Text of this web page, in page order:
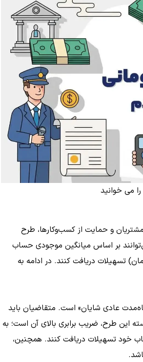
و حمایت از کسب‌وکارها، طرح
بر اساس میانگین موجودی حساب
تا سقف ۲۰ میلیارد ریال (۲ میلیارد تومان) تسهیلات دریافت کنند. در ادامه به
عادی شایان» است. متقاضیان باید
این طرح، ضریب برابری بالای آن است؛ به
درصد (۴.۵ برابر) میانگین حساب خود تسهیلات دریافت کنند. همچنین،